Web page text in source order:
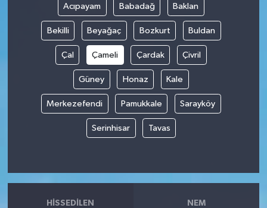
Acıpayam Babadağ Baklan
Bekilli Beyağaç Bozkurt Buldan
Çal Çameli Çardak Çivril
Güney Honaz Kale
Merkezefendi Pamukkale Sarayköy
Serinhisar Tavas
HISSEDILEN NEM